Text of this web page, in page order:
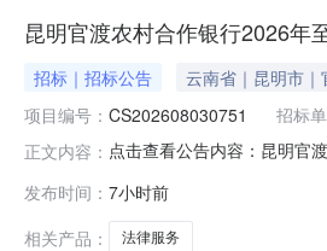
昆明官渡农村合作银行2026
招标｜招标公告 云南省｜昆明市｜
项目编号： CS202608030751 招标
正文内容： 点击查看公告内容：昆明官
发布时间： 7小时前
相关产品：
法律服务